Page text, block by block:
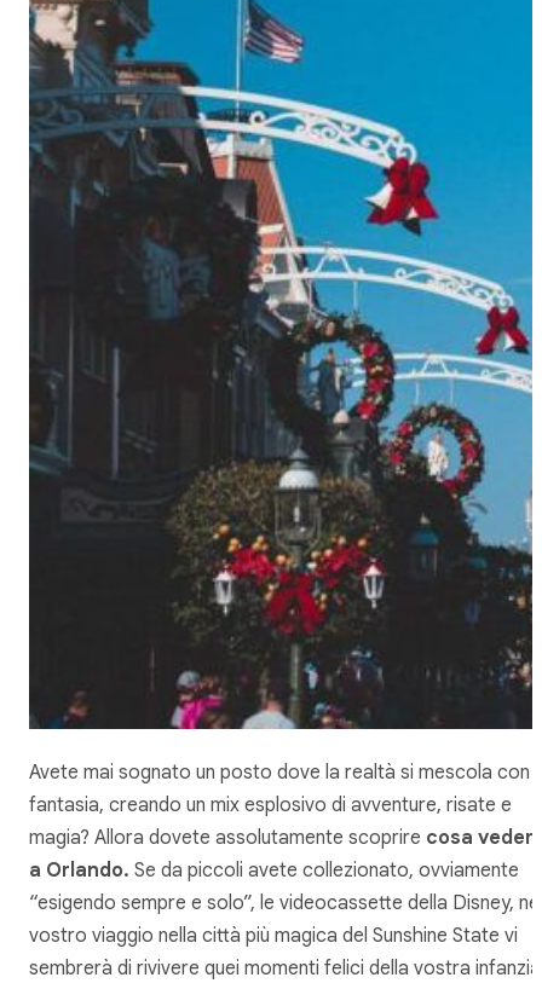
Avete mai sognato un posto dove la realtà si mescola con
fantasia, creando un mix esplosivo di avventure, risate e
magia? Allora dovete assolutamente scoprire cosa
a Orlando. Se da piccoli avete collezionato, ovviamente
“esigendo sempre e solo”, le videocassette della Disney, nel
vostro viaggio nella città più magica del Sunshine State vi
sembrerà di rivivere quei momenti felici della vostra